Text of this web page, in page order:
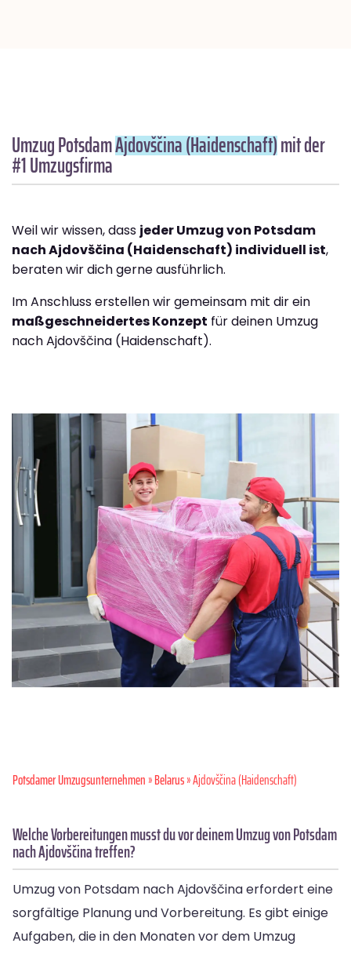
Umzug PotsdamAjdovščina (Haidenschaft)mit der
#1 Umzugsfirma
Weil wir wissen, dass jeder Umzug von Potsdam
nach Ajdovščina (Haidenschaft) individuell ist,
beraten wir dich gerne ausführlich.
Im Anschluss erstellen wir gemeinsam mit dir ein
maßgeschneidertes Konzept für deinen Umzug
nach Ajdovščina (Haidenschaft).
Potsdamer Umzugsunternehmen»Belarus» Ajdovščina (Haidenschaft)
Welche Vorbereitungen musst du vor deinem Umzug von Potsdam
nach Ajdovščina treffen?
Umzug von Potsdam nach Ajdovščina erfordert eine
sorgfältige Planung und Vorbereitung. Es gibt einige
Aufgaben, die in den Monaten vor dem Umzug